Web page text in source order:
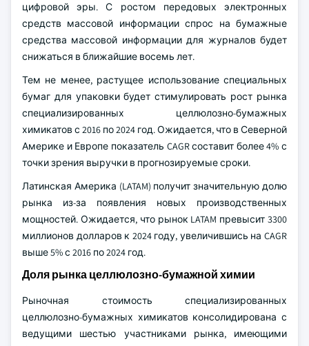
цифровой эры. С ростом передовых электронных
средств массовой информации спрос на бумажные
средства массовой информации для журналов будет
снижаться в ближайшие восемь лет.
Тем не менее, растущее использование специальных
бумаг для упаковки будет стимулировать рост рынка
специализированных целлюлозно-бумажных
химикатов с 2016 по 2024 год. Ожидается, что в Северной
Америке и Европе показатель CAGR составит более 4% с
точки зрения выручки в прогнозируемые сроки.
Латинская Америка (LATAM) получит значительную долю
рынка из-за появления новых производственных
мощностей. Ожидается, что рынок LATAM превысит 3300
миллионов долларов к 2024 году, увеличившись на CAGR
выше 5% с 2016 по 2024 год.
Доля рынка целлюлозно-бумажной химии
Рыночная стоимость специализированных
целлюлозно-бумажных химикатов консолидирована с
ведущими шестью участниками рынка, имеющими